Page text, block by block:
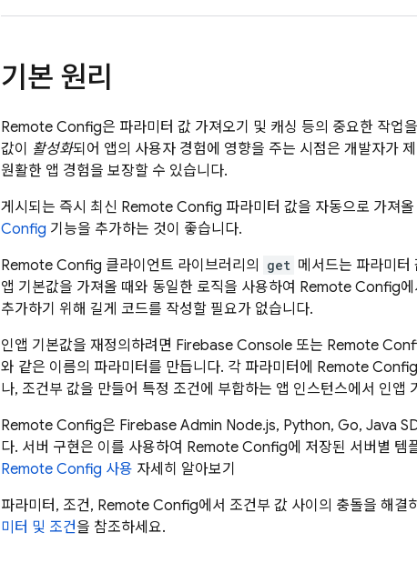
기본 원리
Remote Config은 파라미터 값 가져오기 및 캐싱 등의 중요한 작업
값이 활성화되어 앱의 사용자 경험에 영향을 주는 시점은 개발자가
원활한 앱 경험을 보장할 수 있습니다.
게시되는 즉시 최신 Remote Config 파라미터 값을 자동으로 가져
Config 기능을 추가하는 것이 좋습니다.
Remote Config 클라이언트 라이브러리의 get 메서드는 파라미터
앱 기본값을 가져올 때와 동일한 로직을 사용하여 Remote Config
추가하기 위해 길게 코드를 작성할 필요가 없습니다.
인앱 기본값을 재정의하려면 Firebase Console 또는 Remote
와 같은 이름의 파라미터를 만듭니다. 각 파라미터에 Remote Config
나, 조건부 값을 만들어 특정 조건에 부합하는 앱 인스턴스에서 인앱
Remote Config은 Firebase Admin Node.js, Python, Go, Java
다. 서버 구현은 이를 사용하여 Remote Config에 저장된 서버별 템
Remote Config 사용 자세히 알아보기
파라미터, 조건, Remote Config에서 조건부 값 사이의 충돌을 해결
미터 및 조건을 참조하세요.